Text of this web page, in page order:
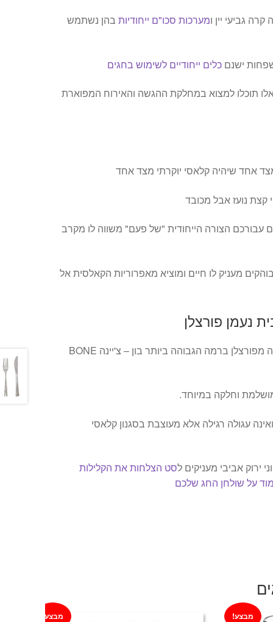
גביעי יין ומערכות סכו"ם ייחודיות בהן נשתמש
ישנםכלים ייחודיים לשימוש בחגים
תוכלו למצוא במחלקת ההגשה והאירוח המפוארת
אחד שיהיה קלאסי יוקרתי מצד אחד
קצת נועז אבל מכובד
הצורה הייחודית "של פעם" משווה לו מקרב
מעניק לו חיים ומוציא מאפרוריות הקאלסית אל
נעמן פורצלן
מערכת צלחות איכותית העשויה מפורצלן ברמה הגבוהה ביותר בון – צ'יינה BONE
וחלקה במיוחד.
עגולה רגילה אלא מעוצבת בסגנון קלאסי
ירוק אביבי מעניקים לסט הצלחות את הקלילות
על שולחן החג שלכם
מבצע! מבצע!